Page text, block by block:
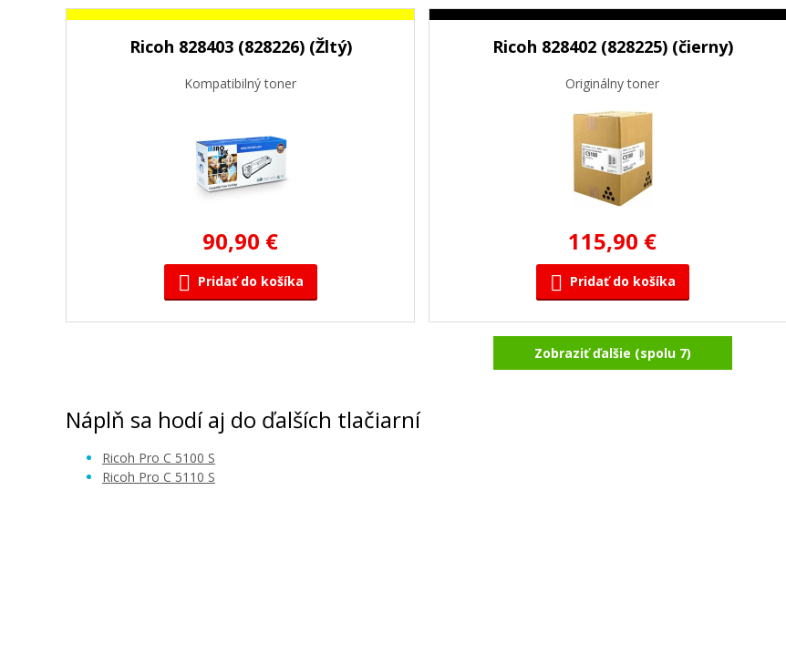
Ricoh 828403 (828226) (Žltý)
Kompatibilný toner
90,90 €
Pridať do košíka
Ricoh 828402 (828225) (čierny)
Originálny toner
115,90 €
Pridať do košíka
Originálny toner
Zobraziť ďalšie (spolu 7)
Náplň sa hodí aj do ďalších tlačiarní
Ricoh Pro C 5100 S
Ricoh Pro C 5110 S